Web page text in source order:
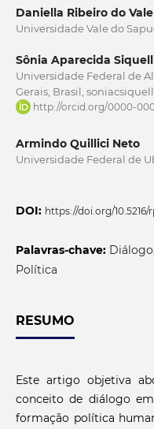
Daniella Ribeiro do
Universidade Vale do
Sônia Aparecida
Universidade Federal de
Gerais, Brasil,
http://orcid.org/0000-
Armindo Quillici Neto
Universidade Federal de
DOI: https://doi.org/10.5216/
Palavras-chave:
Política
RESUMO
Este artigo objetiva
conceito de diálogo
formação política